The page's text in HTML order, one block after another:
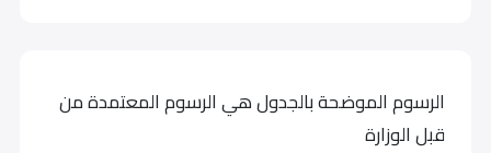
الرسوم الموضحة بالجدول هي الرسوم المعتمدة من
قبل الوزارة